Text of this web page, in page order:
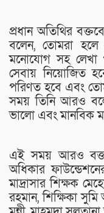
প্রধান অতিথির
বলেন, তোমরা
মনোযোগ সহ লেখা
সেবায় নিয়োজিত
পরিণত হবে এবং
সময় তিনি আরও
ভালো এবং মানবিক
এই সময় আরও
অধিকার
মাদ্রাসার শিক্ষক
রহমান, শিক্ষিকা